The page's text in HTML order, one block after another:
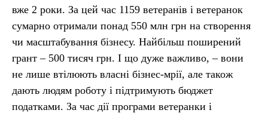
вже 2 роки. За цей час 1159 ветеранів і ветеранок
сумарно отримали понад 550 млн грн на створення
чи масштабування бізнесу. Найбільш поширений
грант – 500 тисяч грн. І що дуже важливо, – вони
не лише втілюють власні бізнес-мрії, але також
дають людям роботу і підтримують бюджет
податками. За час дії програми ветеранки і